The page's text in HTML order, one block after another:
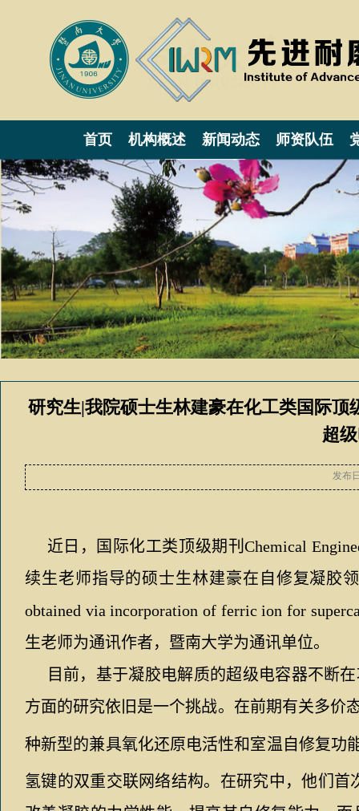
首页 机构概述 新闻动态 师资队伍
研究生|我院硕士生林建豪在化工类国际
超
发布
近日，国际化工类顶级期刊Chemical
续生老师指导的硕士生林建豪在自修复凝胶
obtained via incorporation of ferric ion for
生老师为通讯作者，暨南大学为通讯单位。
目前，基于凝胶电解质的超级电容器不断
方面的研究依旧是一个挑战。 在前期有关多价
种新型的兼具氧化还原电活性和室温 自修复功
氢键的双重交联网络结构。在研究中，他们首